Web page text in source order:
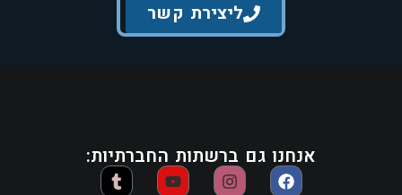
ליצירת קשר
אנחנו גם ברשתות החברתיות: